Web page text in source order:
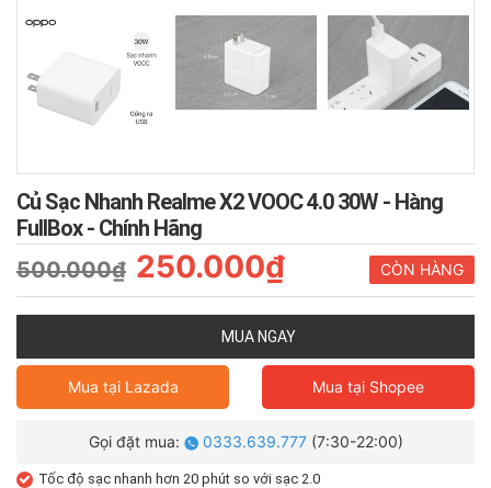
Củ Sạc Nhanh Realme X2 VOOC 4.0 30W - Hàng
FullBox - Chính Hãng
CÒN HÀNG
500.000₫ 250.000₫
MUA NGAY
Mua tại Lazada Mua tại Shopee
Gọi đặt mua: 0333.639.777(7:30-22:00)
Tốc độ sạc nhanh hơn 20 phút so với sạc 2.0